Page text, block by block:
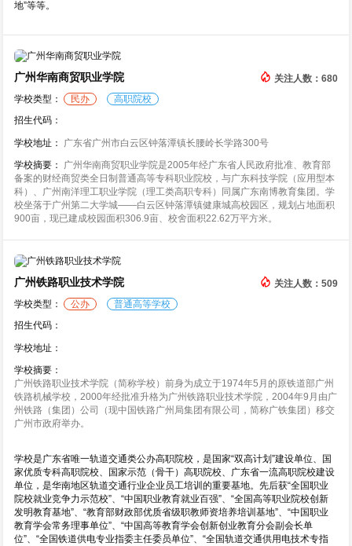
地”等等。
关注人数：680
广州华南商贸职业学院
学校类型： 民办
高职院校
招生代码：
学校地址： 广东省广州市白云区钟落潭镇长腰岭长学路300号
学校摘要： 广州华南商贸职业学院是2005年经广东省人民政府批准、教育部
备案的财经商贸类全日制普通高等专科职业院校，与广东科技学院（应用型本
科）、广州南洋理工职业学院（理工类高职专科）同属广东南博教育集团。学
校坐落于广州第二大学城——白云区钟落潭镇健康城高校园区，规划占地面积
900亩，现已建成校园面积306.9亩、校舍面积22.62万平方米。
关注人数：509
广州铁路职业技术学院
学校类型： 公办
普通高等学校
招生代码：
学校地址：
学校摘要：
广州铁路职业技术学院（简称学校）前身为成立于1974年5月的原铁道部广州
铁路机械学校，2000年经批准升格为广州铁路职业技术学院，2004年9月由广
州铁路（集团）公司（现中国铁路广州局集团有限公司，简称广铁集团）移交
广州市政府举办。
学校是广东省唯一轨道交通类公办高职院校，是国家“双高计划”建设单位、国
家优质专科高职院校、国家示范（骨干）高职院校、广东省一流高职院校建设
单位，是华南地区轨道交通行业企业员工培训的重要基地。先后获“全国职业
院校就业竞争力示范校”、“中国职业教育就业百强”、“全国高等职业院校创新
发明教育基地”、“教育部财政部优质省级职教师资培养培训基地”、“中国职业
教育学会常务理事单位”、“中国高等教育学会创新创业教育分会副会长单
位”、“全国铁道供电专业指委主任委员单位”、“全国轨道交通供用电技术专指